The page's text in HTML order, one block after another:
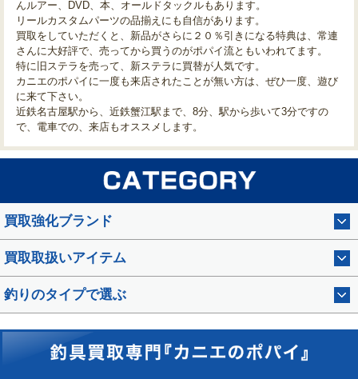
んルアー、DVD、本、オールドタックルもあります。
リールカスタムパーツの品揃えにも自信があります。
買取をしていただくと、新品がさらに２０％引きになる特典は、常連
さんに大好評で、売ってから買うのがポパイ流ともいわれてます。
特に旧ステラを売って、新ステラに買替が人気です。
カニエのポパイに一度も来店されたことが無い方は、ぜひ一度、遊び
に来て下さい。
近鉄名古屋駅から、近鉄蟹江駅まで、8分、駅から歩いて3分ですの
で、電車での、来店もオススメします。
買取強化ブランド
買取取扱いアイテム
釣りのタイプで選ぶ